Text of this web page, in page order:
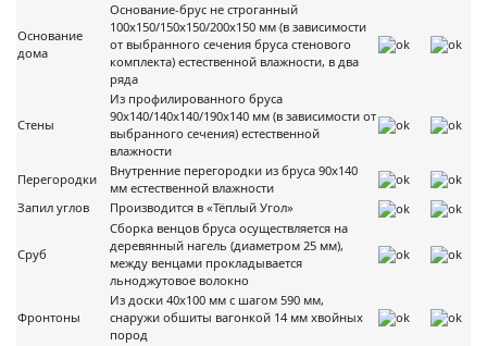
Основание
дома
Основание-брус не строганный
100х150/150х150/200х150 мм (в зависимости
от выбранного сечения бруса стенового
комплекта) естественной влажности, в два
ряда
Стены
Из профилированного бруса
90х140/140х140/190х140 мм (в зависимости от
выбранного сечения) естественной
влажности
Перегородки
Внутренние перегородки из бруса 90х140
мм естественной влажности
Запил углов
Производится в «Тёплый Угол»
Сруб
Сборка венцов бруса осуществляется на
деревянный нагель (диаметром 25 мм),
между венцами прокладывается
льноджутовое волокно
Фронтоны
Из доски 40х100 мм с шагом 590 мм,
снаружи обшиты вагонкой 14 мм хвойных
пород